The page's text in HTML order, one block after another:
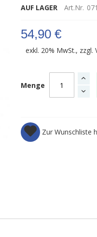
AUF LAGER Art.Nr.
54,90 €
exkl. 20% MwSt., zzgl.
Menge
Zur Wunschliste